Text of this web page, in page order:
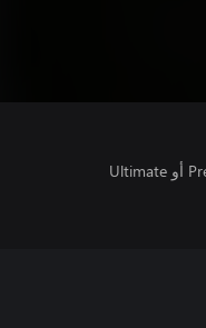
تتطلب اللعبة متعددة اللاعبين عبر الإنترنت توفر Xbox Game Pass Essential أو Premium أو Ultimate